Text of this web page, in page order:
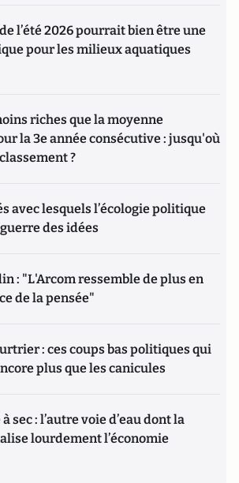
l’été 2026 pourrait bien être une
pour les milieux aquatiques
riches que la moyenne
la 3e année consécutive : jusqu'où
?
avec lesquels l’écologie politique
des idées
: "L'Arcom ressemble de plus en
de la pensée"
: ces coups bas politiques qui
plus que les canicules
sec : l’autre voie d’eau dont la
lourdement l’économie